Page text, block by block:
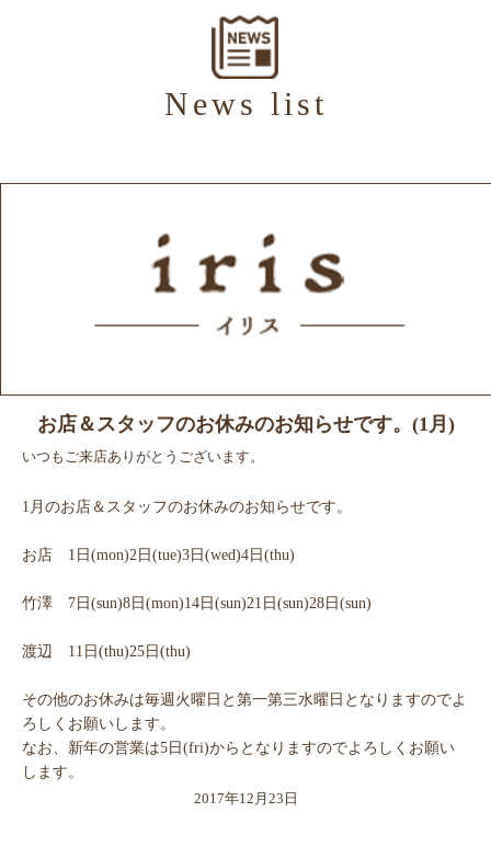
SalonInfo
サロンインフォ
Staff
スタッフ紹介
Recruit
リクルート
News
ニュース
ブログ
News list
お店＆スタッフのお休みのお知らせです。(1月)
いつもご来店ありがとうございます。
1月のお店＆スタッフのお休みのお知らせです。
お店 1日(mon)2日(tue)3日(wed)4日(thu)
竹澤 7日(sun)8日(mon)14日(sun)21日(sun)28日(sun)
渡辺 11日(thu)25日(thu)
その他のお休みは毎週火曜日と第一第三水曜日となりますのでよ
ろしくお願いします。
なお、新年の営業は5日(fri)からとなりますのでよろしくお願い
します。
2017年12月23日